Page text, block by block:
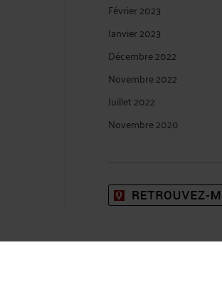
Février 2023
Janvier 2023
Décembre 2022
Novembre 2022
Juillet 2022
Novembre 2020